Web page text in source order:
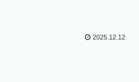
2025.12.12